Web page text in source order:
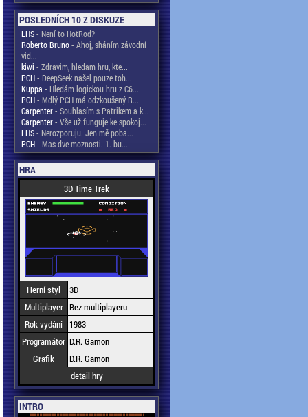
POSLEDNÍCH 10 Z DISKUZE
LHS- Není to HotRod?
Roberto Bruno- Ahoj, sháním závodní
vid...
kiwi - Zdravim, hledam hru, kte...
PCH- DeepSeek našel pouze toh...
Kuppa - Hledám logickou hru z C6...
PCH- Mdlý PCH má odzkoušený R...
Carpenter- Souhlasím s Patrikem a k...
Carpenter- Vše už funguje ke spokoj...
LHS- Nerozporuju. Jen mě poba...
PCH- Mas dve moznosti. 1. bu...
HRA
3D Time Trek
Herní styl
3D
Multiplayer Bez multiplayeru
Rok vydání
1983
Programátor D.R. Gamon
Grafik
D.R. Gamon
detail hry
INTRO